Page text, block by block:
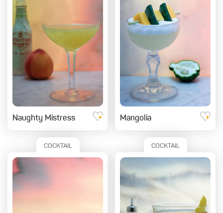
Naughty Mistress Mangolia
COCKTAIL COCKTAIL